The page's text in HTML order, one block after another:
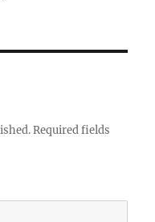
Required fields